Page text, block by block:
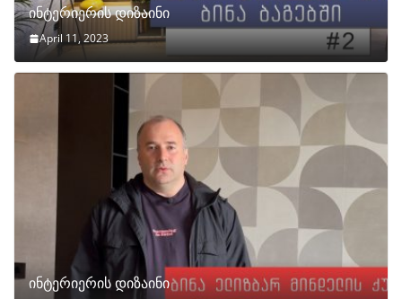
ინტერიერის დიზაინი
April 11, 2023
ინტერიერის დიზაინი